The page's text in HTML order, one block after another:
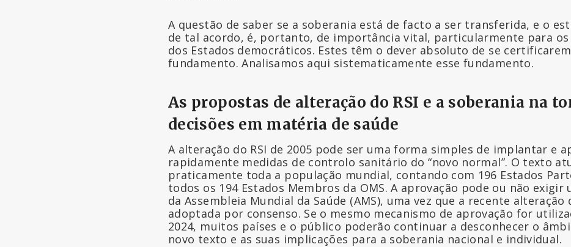
A questão de saber se a soberania está de facto a ser transferida, e o
de tal acordo, é, portanto, de importância vital, particularmente para os
dos Estados democráticos. Estes têm o dever absoluto de se
fundamento. Analisamos aqui sistematicamente esse fundamento.
As propostas de alteração do RSI e a soberania na
decisões em matéria de saúde
A alteração do RSI de 2005 pode ser uma forma simples de implantar e
rapidamente medidas de controlo sanitário do “novo normal”. O texto
praticamente toda a população mundial, contando com 196 Estados
todos os 194 Estados Membros da OMS. A aprovação pode ou não
da Assembleia Mundial da Saúde (AMS), uma vez que a recente alteração
adoptada por consenso. Se o mesmo mecanismo de aprovação for
2024, muitos países e o público poderão continuar a desconhecer o
novo texto e as suas implicações para a soberania nacional e individual.